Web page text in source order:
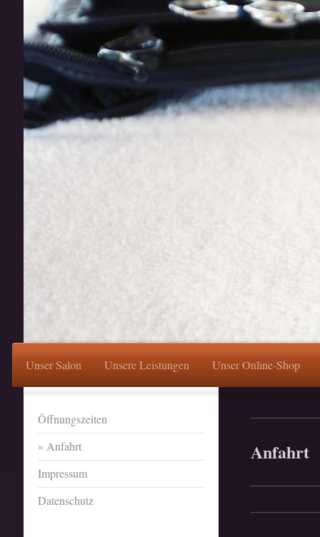
Unser Salon Unsere Leistungen Unser Online-Shop
Anfahrt
Öffnungszeiten
Anfahrt
Impressum
Datenschutz